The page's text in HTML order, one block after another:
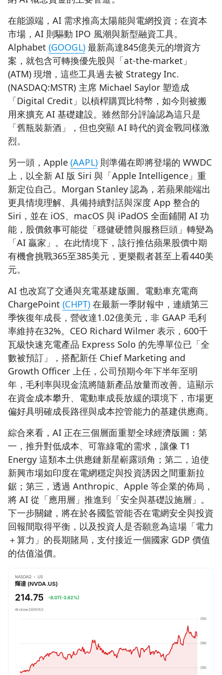
在能源端，AI 需求推高太陽能與電網投資；在資本
市場，AI 則驅動 IPO 風潮與新型融資工具。
Alphabet(GOOGL)最新高達845億美元的增資方
案，就包含可轉換優先股與「at-the-market」
(ATM) 現增，這些工具過去被 Strategy Inc.
(NASDAQ:MSTR) 主席 Michael Saylor 塑造成
「Digital Credit」以槓桿購買比特幣，如今則被搬
用來擴充 AI 基礎建設。雖然部分評論認為這只是
「舊瓶裝新酒」，但也突顯 AI 時代的資金戰同樣激
烈。
另一頭，Apple(AAPL)則準備在即將登場的 WWDC
上，以全新 AI 版 Siri 與「Apple Intelligence」重
新定位自己。Morgan Stanley 認為，若蘋果能端出
更具情境理解、具備持續對話與深度 App 整合的
Siri，並在 iOS、macOS 與 iPadOS 全面鋪開 AI 功
能，股價敘事可能從「穩健硬體與服務巨頭」轉變為
「AI 贏家」。在此情境下，該行推估蘋果股價中期
有機會挑戰365至385美元，更樂觀者甚至上看440美
元。
AI 也改寫了交通與充電基建版圖。電動車充電商
ChargePoint(CHPT)在最新一季財報中，連續第三
季恢復年成長，營收達1.02億美元，非 GAAP 毛利
率維持在32%。CEO Richard Wilmer 表示，600千
瓦級快速充電產品 Express Solo 的先導單位已「全
數被預訂」，搭配新任 Chief Marketing and
Growth Officer 上任，公司預期今年下半年至明
年，毛利率與現金流將隨新產品放量而改善。這顯示
在資金成本攀升、電動車成長放緩的環境下，市場更
偏好具明確成長路徑與成本控管能力的基建供應商。
綜合來看，AI 正在三個層面重塑全球經濟版圖：第
一，推升對低成本、可靠綠電的需求，讓像 T1
Energy 這類本土供應鏈新星嶄露頭角；第二，迫使
新興市場如印度在電網穩定與投資誘因之間重新拉
鋸；第三，透過 Anthropic、Apple 等企業的佈局，
將 AI 從「應用層」推進到「安全與基礎設施層」。
下一步關鍵，將在於各國監管能否在電網安全與投資
回報間取得平衡，以及投資人是否願意為這場「電力
＋算力」的長期賭局，支付接近一個國家 GDP 價值
的估值溢價。